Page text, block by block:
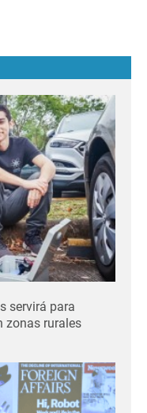
servirá para
zonas rurales